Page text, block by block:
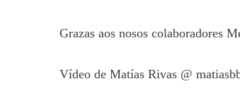
Grazas aos nosos colaboradores
Vídeo de Matías Rivas @